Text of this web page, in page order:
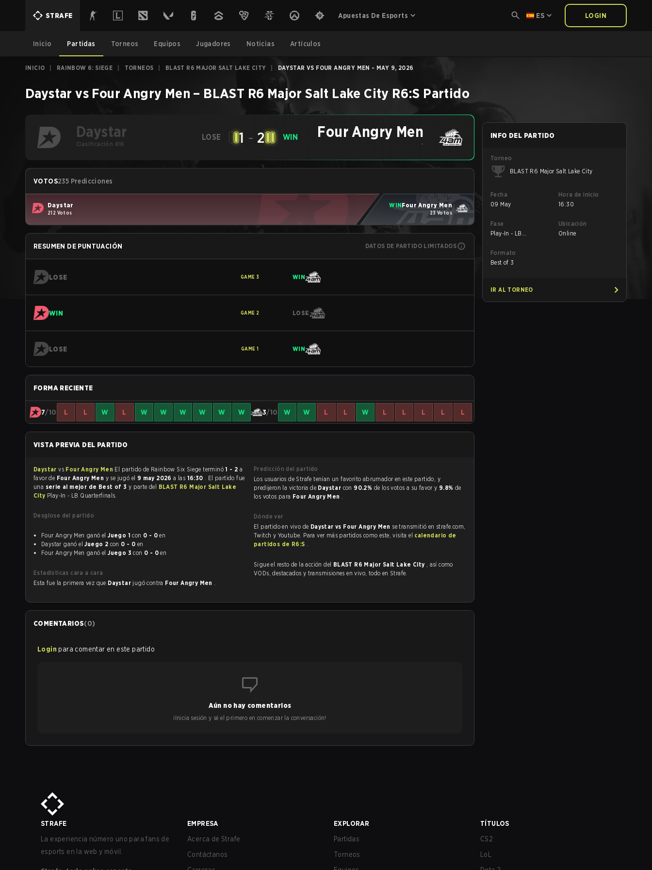
STRAFE Apuestas De Esports ES LOGIN
Inicio Partidas Torneos Equipos Jugadores Noticias Artículos
INICIO RAINBOW 6: SIEGE TORNEOS BLAST R6 MAJOR SALT LAKE CITY DAYSTAR VS FOUR ANGRY MEN - MAY 9, 2026
Daystar vs Four Angry Men – BLAST R6 Major Salt Lake City R6:S Partido
Daystar
Clasificación #16
LOSE 1 - 2 WIN Four Angry Men
-
VOTOS235 Predicciones
Daystar
212 Votos
WINFour Angry Men
23 Votos
RESUMEN DE PUNTUACIÓN DATOS DE PARTIDO LIMITADOS
LOSE GAME 3 WIN
WIN GAME 2 LOSE
LOSE GAME 1 WIN
FORMA RECIENTE
7/10 L L W L W W W W W W 3/10 W W L L W L L L L L
VISTA PREVIA DEL PARTIDO
Daystarvs Four Angry Men El partido de Rainbow Six Siege terminó1 - 2
favor de Four Angry Men y se jugó el 9 may 2026a las 16:30 . El partido fue
una serie al mejor de Best of 3 y parte del BLAST R6 Major Salt Lake
City Play-In - LB Quarterfinals.
Desglose del partido
Four Angry Men ganó elJuego 1 con 0 - 0 en
Daystar ganó elJuego 2 con 0 - 0 en
Four Angry Men ganó elJuego 3 con 0 - 0 en
Estadísticas cara a cara
Esta fue la primera vez que Daystar jugó contra Four Angry Men .
Predicción del partido
Los usuarios de Strafe tenían un favorito abrumador en este partido, y
predijeron la victoria de Daystar con 90.2% de los votos a su favor y 9.8% de
los votos para Four Angry Men .
Dónde ver
El partido en vivo de Daystar vs Four Angry Men se transmitió en strafe.com,
Twitch y Youtube. Para ver más partidos como este, visita el calendario de
partidos de R6:S .
Sigue el resto de la acción del BLAST R6 Major Salt Lake City , así como
VODs, destacados y transmisiones en vivo, todo en Strafe.
COMENTARIOS(0)
Login para comentar en este partido
Aún no hay comentarios
¡Inicia sesión y sé el primero en comenzar la conversación!
INFO DEL PARTIDO
Torneo
BLAST R6 Major Salt Lake City
Fecha
09 May
Hora de inicio
16:30
Fase
Play-In - LB
Ubicación
Online
Formato
Best of 3
IR AL TORNEO
STRAFE
La experiencia número uno para fans de
esports en la web y móvil.
EMPRESA
Acerca de Strafe
Contáctanos
EXPLORAR
Partidas
Torneos
TÍTULOS
CS2
LoL